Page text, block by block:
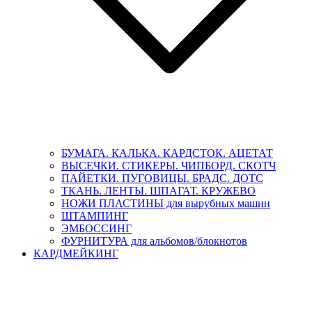
БУМАГА. КАЛЬКА. КАРДСТОК. АЦЕТАТ
ВЫСЕЧКИ. СТИКЕРЫ. ЧИПБОРД. СКОТЧ
ПАЙЕТКИ. ПУГОВИЦЫ. БРАДС. ДОТС
ТКАНЬ. ЛЕНТЫ. ШПАГАТ. КРУЖЕВО
НОЖИ ПЛАСТИНЫ для вырубных машин
ШТАМПИНГ
ЭМБОССИНГ
ФУРНИТУРА для альбомов/блокнотов
КАРДМЕЙКИНГ